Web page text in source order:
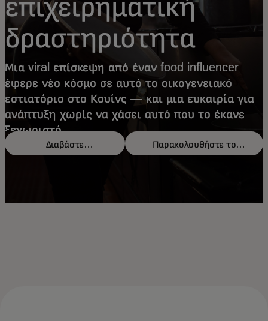
δραστηριότητα
Μια viral επίσκεψη από έναν food influencer
έφερε νέο κόσμο σε αυτό το οικογενειακό
εστιατόριο στο Κουίνς — και μια ευκαιρία για
ανάπτυξη χωρίς να χάσει αυτό που το έκανε
ξεχωριστό.
Διαβάστε
Παρακολουθήστε το